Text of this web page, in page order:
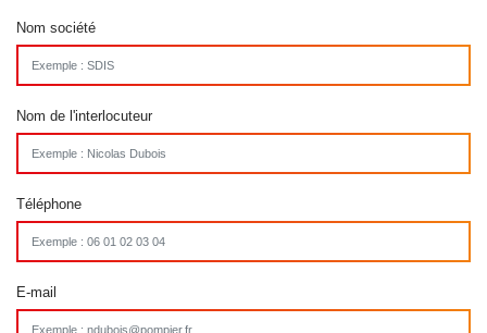
Nom société
Nom de l'interlocuteur
Téléphone
E-mail